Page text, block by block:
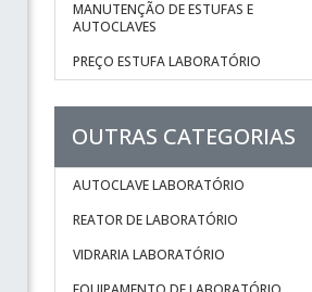
MANUTENÇÃO DE ESTUFAS E
AUTOCLAVES
PREÇO ESTUFA LABORATÓRIO
OUTRAS CATEGORIAS
AUTOCLAVE LABORATÓRIO
REATOR DE LABORATÓRIO
VIDRARIA LABORATÓRIO